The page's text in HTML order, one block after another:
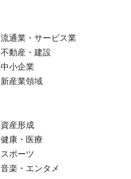
流通業・サービス業
不動産・建設
中小企業
新産業領域
資産形成
健康・医療
スポーツ
音楽・エンタメ